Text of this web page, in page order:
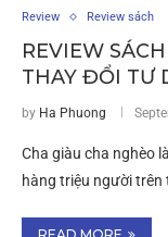
Review Review sách
REVIEW
THAY ĐỔI TƯ
by Ha Phuong
Cha giàu cha nghèo
hàng triệu người trên